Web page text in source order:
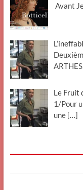
Avant
Le Fruit
1/Pour
une […]